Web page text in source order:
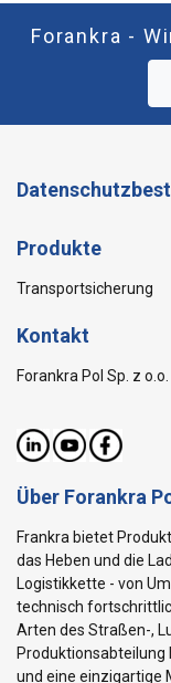
Forankra -
Produkte
Transportsicherung
Kontakt
Forankra Pol Sp. z o.o.
Über Forankra
Frankra bietet
das Heben und die
Logistikkette - von
technisch
Arten des Straßen-,
Produktionsabteilung
und eine einzigartige